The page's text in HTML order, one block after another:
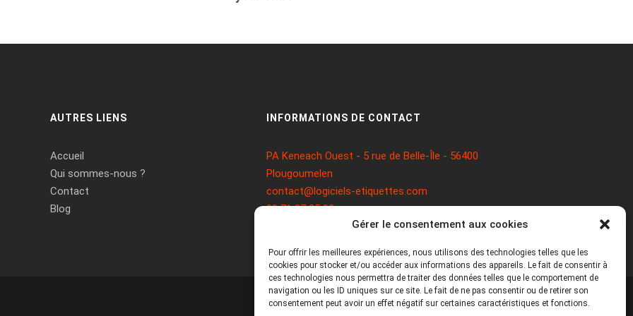
Gérer le consentement aux cookies
Pour offrir les meilleures expériences, nous utilisons des technologies telles que les
cookies pour stocker et/ou accéder aux informations des appareils. Le fait de consentir à
ces technologies nous permettra de traiter des données telles que le comportement de
navigation ou les ID uniques sur ce site. Le fait de ne pas consentir ou de retirer son
consentement peut avoir un effet négatif sur certaines caractéristiques et fonctions.
AUTRES LIENS
Accueil
Qui sommes-nous ?
Contact
Blog
INFORMATIONS DE CONTACT
PA Keneach Ouest - 5 rue de Belle-Île - 56400
Plougoumelen
contact@logiciels-etiquettes.com
09 71 37 25 93